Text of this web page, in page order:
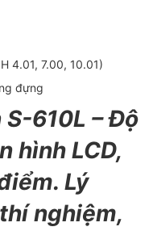
4.01, 7.00, 10.01)
đựng
610L – Độ
hình LCD,
Lý
nghiệm,